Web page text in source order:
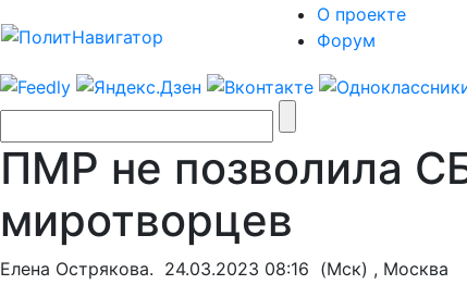
О проекте
Форум
ПМР не позволила
миротворцев
Елена Острякова. 24.03.2023 08:16 (Мск) , Москва